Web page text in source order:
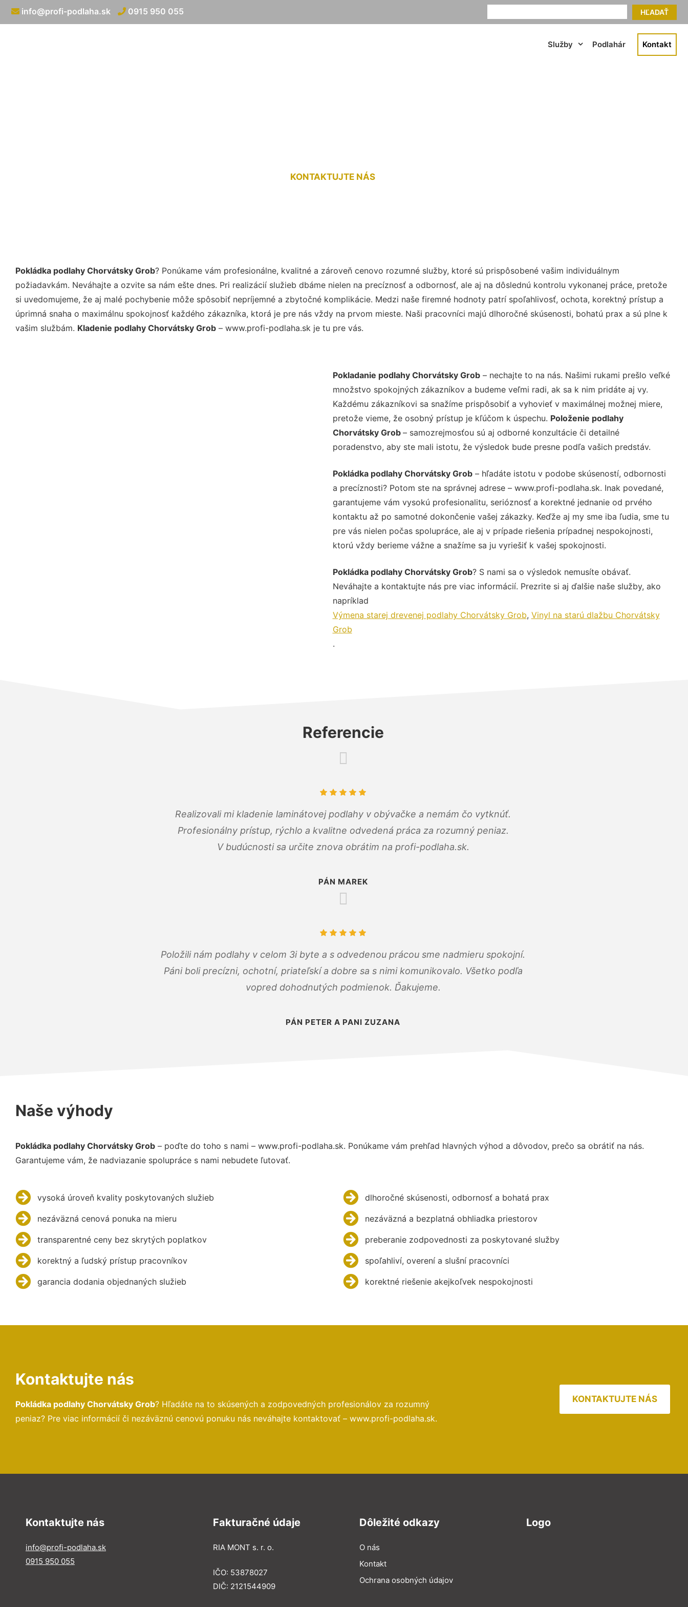
HĽADAŤ
info@profi-podlaha.sk 0915 950 055
Služby Podlahár Kontakt
KONTAKTUJTE NÁS
Pokládka podlahy Chorvátsky Grob? Ponúkame vám profesionálne, kvalitné a zároveň cenovo rozumné služby, ktoré sú prispôsobené vašim individuálnym
požiadavkám. Neváhajte a ozvite sa nám ešte dnes. Pri realizácií služieb dbáme nielen na precíznosť a odbornosť, ale aj na dôslednú kontrolu vykonanej práce, pretože
si uvedomujeme, že aj malé pochybenie môže spôsobiť nepríjemné a zbytočné komplikácie. Medzi naše firemné hodnoty patrí spoľahlivosť, ochota, korektný prístup a
úprimná snaha o maximálnu spokojnosť každého zákazníka, ktorá je pre nás vždy na prvom mieste. Naši pracovníci majú dlhoročné skúsenosti, bohatú prax a sú plne k
vašim službám. Kladenie podlahy Chorvátsky Grob – www.profi-podlaha.sk je tu pre vás.
Pokladanie podlahy Chorvátsky Grob– nechajte to na nás. Našimi rukami prešlo veľké
množstvo spokojných zákazníkov a budeme veľmi radi, ak sa k nim pridáte aj vy.
Každému zákazníkovi sa snažíme prispôsobiť a vyhovieť v maximálnej možnej miere,
pretože vieme, že osobný prístup je kľúčom k úspechu. Položenie podlahy
Chorvátsky Grob – samozrejmosťou sú aj odborné konzultácie či detailné
poradenstvo, aby ste mali istotu, že výsledok bude presne podľa vašich predstáv.
Pokládka podlahy Chorvátsky Grob– hľadáte istotu v podobe skúseností, odbornosti
a precíznosti? Potom ste na správnej adrese – www.profi-podlaha.sk. Inak povedané,
garantujeme vám vysokú profesionalitu, serióznosť a korektné jednanie od prvého
kontaktu až po samotné dokončenie vašej zákazky. Keďže aj my sme iba ľudia, sme tu
pre vás nielen počas spolupráce, ale aj v prípade riešenia prípadnej nespokojnosti,
ktorú vždy berieme vážne a snažíme sa ju vyriešiť k vašej spokojnosti.
Pokládka podlahy Chorvátsky Grob? S nami sa o výsledok nemusíte obávať.
Neváhajte a kontaktujte nás pre viac informácií. Prezrite si aj ďalšie naše služby, ako
napríklad
Výmena starej drevenej podlahy Chorvátsky Grob, Vinyl na starú dlažbu Chorvátsky
Grob
.
Referencie
Realizovali mi kladenie laminátovej podlahy v obývačke a nemám čo vytknúť.
Profesionálny prístup, rýchlo a kvalitne odvedená práca za rozumný peniaz.
V budúcnosti sa určite znova obrátim na profi-podlaha.sk.
PÁN MAREK
Položili nám podlahy v celom 3i byte a s odvedenou prácou sme nadmieru spokojní.
Páni boli precízni, ochotní, priateľskí a dobre sa s nimi komunikovalo. Všetko podľa
vopred dohodnutých podmienok. Ďakujeme.
PÁN PETER A PANI ZUZANA
Naše výhody
Pokládka podlahy Chorvátsky Grob – poďte do toho s nami – www.profi-podlaha.sk. Ponúkame vám prehľad hlavných výhod a dôvodov, prečo sa obrátiť na nás.
Garantujeme vám, že nadviazanie spolupráce s nami nebudete ľutovať.
vysoká úroveň kvality poskytovaných služieb
nezáväzná cenová ponuka na mieru
transparentné ceny bez skrytých poplatkov
korektný a ľudský prístup pracovníkov
garancia dodania objednaných služieb
dlhoročné skúsenosti, odbornosť a bohatá prax
nezáväzná a bezplatná obhliadka priestorov
preberanie zodpovednosti za poskytované služby
spoľahliví, overení a slušní pracovníci
korektné riešenie akejkoľvek nespokojnosti
Kontaktujte nás
Pokládka podlahy Chorvátsky Grob? Hľadáte na to skúsených a zodpovedných profesionálov za rozumný
peniaz? Pre viac informácií či nezáväznú cenovú ponuku nás neváhajte kontaktovať – www.profi-podlaha.sk.
KONTAKTUJTE NÁS
Kontaktujte nás
info@profi-podlaha.sk
0915 950 055
Fakturačné údaje
RIA MONT s. r. o.
IČO: 53878027
DIČ: 2121544909
Dôležité odkazy
O nás
Kontakt
Ochrana osobných údajov
Logo